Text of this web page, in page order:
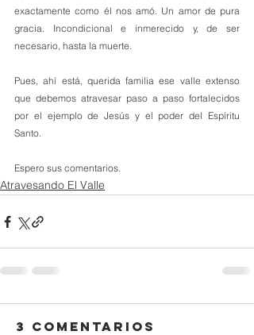
exactamente como él nos amó. Un amor de pura
gracia. Incondicional e inmerecido y, de ser
necesario, hasta la muerte.
Pues, ahí está, querida familia ese valle extenso
que debemos atravesar paso a paso fortalecidos
por el ejemplo de Jesús y el poder del Espíritu
Santo.
Espero sus comentarios.
Atravesando El Valle
3 comentarios